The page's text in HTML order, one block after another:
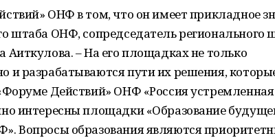
ОНФ в том, что он имеет прикладное
штаба ОНФ, сопредседатель регионального
Аиткулова. – На его площадках не только
и разрабатываются пути их решения,
Действий» ОНФ «Россия устремленная
интересны площадки «Образование
Вопросы образования являются